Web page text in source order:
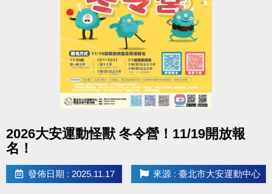
2026大安運動怪獸 冬令營！11/19開放報
名！
發佈日期 : 2025.11.17 來源 : 臺北市大安運動中心